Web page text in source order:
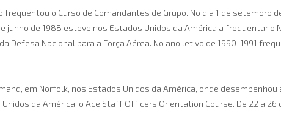
frequentou o Curso de Comandantes de Grupo. No dia 1 de setembro
junho de 1988 esteve nos Estados Unidos da América a frequentar o
Defesa Nacional para a Força Aérea. No ano letivo de 1990-1991
em Norfolk, nos Estados Unidos da América, onde
da América, o Ace Staff Officers Orientation Course. De 22 a 26